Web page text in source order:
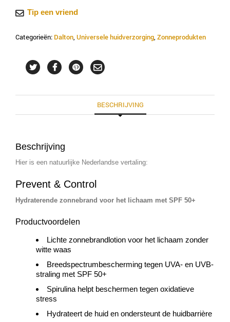
Care
Body
Protection
Lotion
Tip een vriend
Categorieën: Dalton, Universele huidverzorging, Zonneprodukten
BESCHRIJVING
Beschrijving
Hier is een natuurlijke Nederlandse vertaling:
Prevent & Control
Hydraterende zonnebrand voor het lichaam met SPF 50+
Productvoordelen
Lichte zonnebrandlotion voor het lichaam zonder
witte waas
Breedspectrumbescherming tegen UVA- en UVB-
straling met SPF 50+
Spirulina helpt beschermen tegen oxidatieve
stress
Hydrateert de huid en ondersteunt de huidbarrière